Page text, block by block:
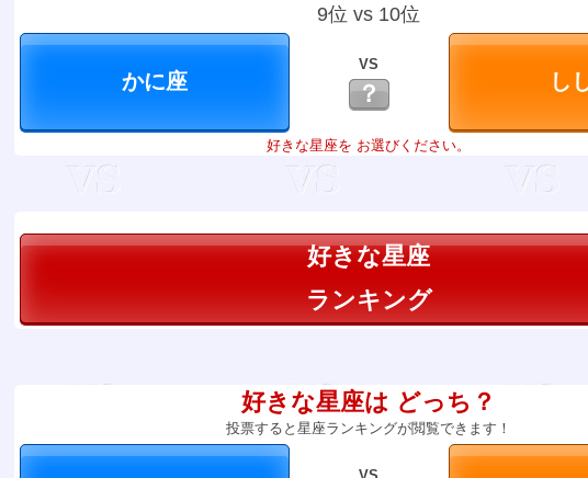
9位 vs 10位
VS
？
好きな星座を お選びください。
好きな星座
ランキング
好きな星座は どっち？
投票すると星座ランキングが閲覧できます！